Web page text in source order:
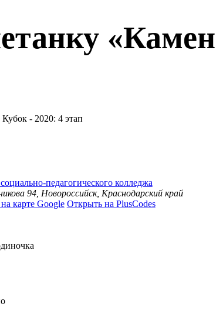
- 2020: 4 этап
педагогического колледжа
94, Новороссийск, Краснодарский край
карте Google Открыть на PlusCodes